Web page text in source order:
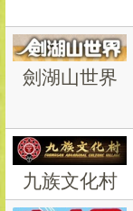
劍湖山世界
九族文化村